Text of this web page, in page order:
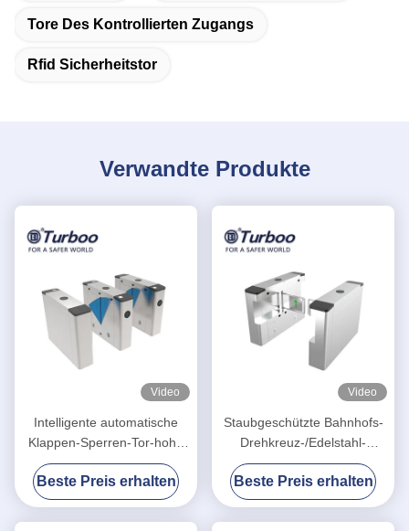
Tore Des Kontrollierten Zugangs
Rfid Sicherheitstor
Verwandte Produkte
Video
Intelligente automatische
Klappen-Sperren-Tor-hohe
Geschwindigkeit mit Smart
Card-Tür
Beste Preis erhalten
Video
Staubgeschützte Bahnhofs-
Drehkreuz-/Edelstahl-
Schwenktür-Zugriffskontrolle
Beste Preis erhalten